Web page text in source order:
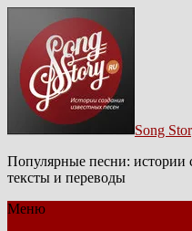
Song
Популярные песни: истории
тексты и переводы
Меню